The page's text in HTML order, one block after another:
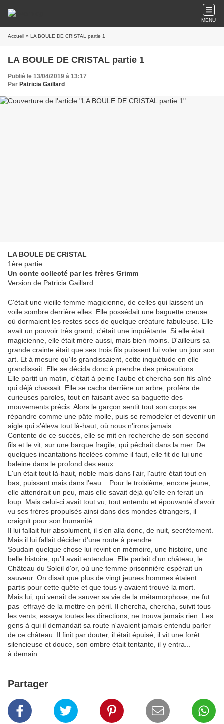
MENU
Accueil » LA BOULE DE CRISTAL partie 1
LA BOULE DE CRISTAL partie 1
Publié le 13/04/2019 à 13:17
Par Patricia Gaillard
LA BOULE DE CRISTAL
1ère partie
Un conte collecté par les frères Grimm
Version de Patricia Gaillard
C'était une vieille femme magicienne, de celles qui laissent un
voile sombre derrière elles. Elle possédait une baguette creuse
où dormaient les restes secs de quelque créature fabuleuse. Elle
avait un pouvoir très grand, c'était une inquiétante. Si elle était
magicienne, elle était mère aussi, mais bien moins. D'ailleurs sa
grande crainte était que ses trois fils puissent lui voler un jour son
art. Et à mesure qu'ils grandissaient, cette inquiétude en elle
grandissait. Elle se décida donc à prendre des précautions.
Elle partit un matin, c'était à peine l'aube et chercha son fils aîné
qui déjà chassait. Elle se cacha derrière un arbre, proféra de
curieuses paroles, tout en faisant avec sa baguette des
mouvements précis. Alors le garçon sentit tout son corps se
répandre comme une pâte molle, puis se remodeler et devenir un
aigle qui s'éleva tout là-haut, où nous n'irons jamais.
Contente de ce succès, elle se mit en recherche de son second
fils et le vit, sur une barque fragile, qui pêchait dans la mer. De
quelques incantations ficelées comme il faut, elle fit de lui une
baleine dans le profond des eaux.
L'un était tout là-haut, noble mais dans l'air, l'autre était tout en
bas, puissant mais dans l'eau... Pour le troisième, encore jeune,
elle attendrait un peu, mais elle savait déjà qu'elle en ferait un
loup. Mais celui-ci avait tout vu, tout entendu et épouvanté d'avoir
vu ses frères propulsés ainsi dans des mondes étrangers, il
craignit pour son humanité.
Il lui fallait fuir absolument, il s'en alla donc, de nuit, secrètement.
Mais il lui fallait décider d'une route à prendre...
Soudain quelque chose lui revint en mémoire, une histoire, une
belle histoire, qu'il avait entendue. Elle parlait d'un château, le
Château du Soleil d'or, où une femme prisonnière espérait un
sauveur. On disait que plus de vingt jeunes hommes étaient
partis pour cette quête et que tous y avaient trouvé la mort.
Mais lui, qui venait de sauver sa vie de la métamorphose, ne fut
pas effrayé de la mettre en péril. Il chercha, chercha, suivit tous
les vents, essaya toutes les directions, ne trouva jamais rien. Les
gens à qui il demandait sa route n'avaient jamais entendu parler
de ce château. Il finit par douter, il était épuisé, il vit une forêt
silencieuse et douce, son ombre était tentante, il y entra...
à demain...
Partager